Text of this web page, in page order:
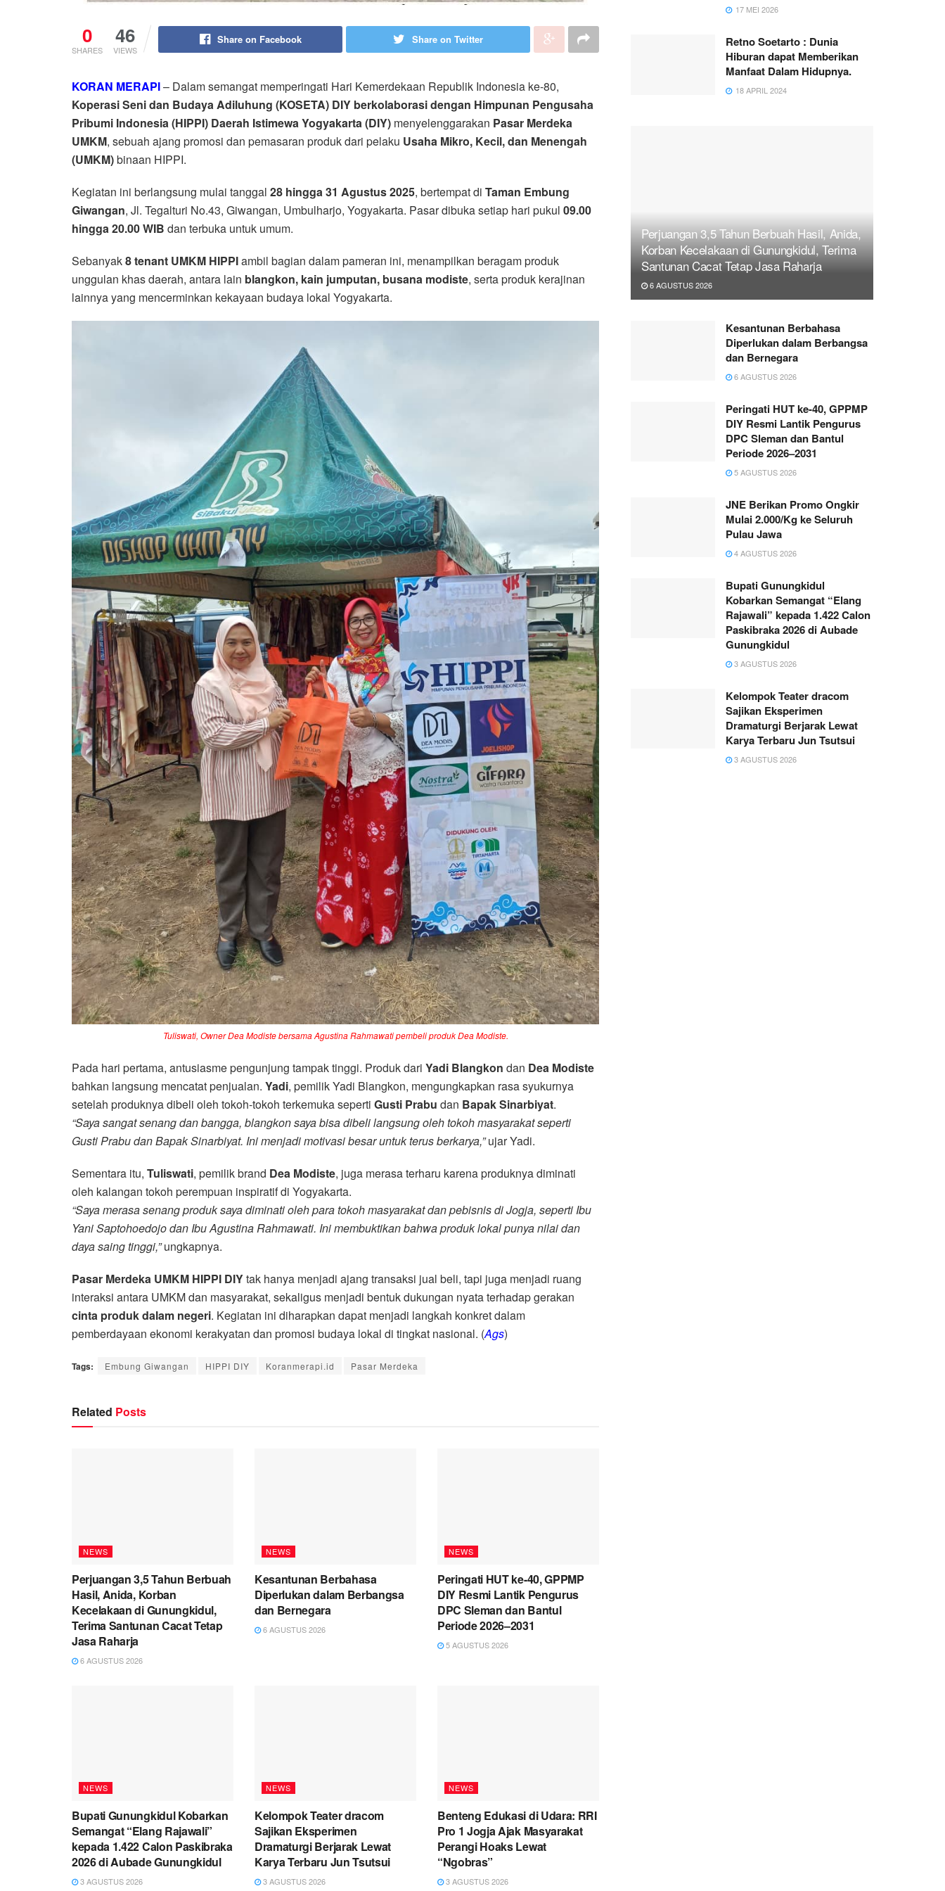
0
SHARES
46
VIEWS
Share on Facebook Share on Twitter
KORAN MERAPI– Dalam semangat memperingati Hari Kemerdekaan Republik Indonesia ke-80,
Koperasi Seni dan Budaya Adiluhung (KOSETA) DIY berkolaborasi dengan Himpunan Pengusaha
Pribumi Indonesia (HIPPI) Daerah Istimewa Yogyakarta (DIY) menyelenggarakan Pasar Merdeka
UMKM, sebuah ajang promosi dan pemasaran produk dari pelaku Usaha Mikro, Kecil, dan Menengah
(UMKM)binaan HIPPI.
Kegiatan ini berlangsung mulai tanggal 28 hingga 31 Agustus 2025, bertempat di Taman Embung
Giwangan, Jl. Tegalturi No.43, Giwangan, Umbulharjo, Yogyakarta. Pasar dibuka setiap hari pukul 09.00
hingga 20.00 WIB dan terbuka untuk umum.
Sebanyak8 tenant UMKM HIPPIambil bagian dalam pameran ini, menampilkan beragam produk
unggulan khas daerah, antara lain blangkon, kain jumputan, busana modiste, serta produk kerajinan
lainnya yang mencerminkan kekayaan budaya lokal Yogyakarta.
Tuliswati, Owner Dea Modiste bersama Agustina Rahmawati pembeli produk Dea Modiste.
Pada hari pertama, antusiasme pengunjung tampak tinggi. Produk dari Yadi Blangkon dan Dea Modiste
bahkan langsung mencatat penjualan. Yadi, pemilik Yadi Blangkon, mengungkapkan rasa syukurnya
setelah produknya dibeli oleh tokoh-tokoh terkemuka seperti Gusti Prabu dan Bapak Sinarbiyat.
“Saya sangat senang dan bangga, blangkon saya bisa dibeli langsung oleh tokoh masyarakat seperti
Gusti Prabu dan Bapak Sinarbiyat. Ini menjadi motivasi besar untuk terus berkarya,”ujar Yadi.
Sementara itu, Tuliswati, pemilik brand Dea Modiste, juga merasa terharu karena produknya diminati
oleh kalangan tokoh perempuan inspiratif di Yogyakarta.
“Saya merasa senang produk saya diminati oleh para tokoh masyarakat dan pebisnis di Jogja, seperti Ibu
Yani Saptohoedojo dan Ibu Agustina Rahmawati. Ini membuktikan bahwa produk lokal punya nilai dan
daya saing tinggi,”ungkapnya.
Pasar Merdeka UMKM HIPPI DIYtak hanya menjadi ajang transaksi jual beli, tapi juga menjadi ruang
interaksi antara UMKM dan masyarakat, sekaligus menjadi bentuk dukungan nyata terhadap gerakan
cinta produk dalam negeri. Kegiatan ini diharapkan dapat menjadi langkah konkret dalam
pemberdayaan ekonomi kerakyatan dan promosi budaya lokal di tingkat nasional. (Ags)
Tags: Embung Giwangan HIPPI DIY Koranmerapi.id Pasar Merdeka
Related Posts
NEWS
Perjuangan 3,5 Tahun Berbuah
Hasil, Anida, Korban
Kecelakaan di Gunungkidul,
Terima Santunan Cacat Tetap
Jasa Raharja
6 AGUSTUS 2026
NEWS
Kesantunan Berbahasa
Diperlukan dalam Berbangsa
dan Bernegara
6 AGUSTUS 2026
NEWS
Peringati HUT ke-40, GPPMP
DIY Resmi Lantik Pengurus
DPC Sleman dan Bantul
Periode 2026–2031
5 AGUSTUS 2026
NEWS
Bupati Gunungkidul Kobarkan
Semangat “Elang Rajawali”
kepada 1.422 Calon Paskibraka
2026 di Aubade Gunungkidul
3 AGUSTUS 2026
NEWS
Kelompok Teater dracom
Sajikan Eksperimen
Dramaturgi Berjarak Lewat
Karya Terbaru Jun Tsutsui
3 AGUSTUS 2026
NEWS
Benteng Edukasi di Udara: RRI
Pro 1 Jogja Ajak Masyarakat
Perangi Hoaks Lewat
“Ngobras”
3 AGUSTUS 2026
17 MEI 2026
Retno Soetarto : Dunia
Hiburan dapat Memberikan
Manfaat Dalam Hidupnya.
18 APRIL 2024
Perjuangan 3,5 Tahun Berbuah Hasil, Anida,
Korban Kecelakaan di Gunungkidul, Terima
Santunan Cacat Tetap Jasa Raharja
6 AGUSTUS 2026
Kesantunan Berbahasa
Diperlukan dalam Berbangsa
dan Bernegara
6 AGUSTUS 2026
Peringati HUT ke-40, GPPMP
DIY Resmi Lantik Pengurus
DPC Sleman dan Bantul
Periode 2026–2031
5 AGUSTUS 2026
JNE Berikan Promo Ongkir
Mulai 2.000/Kg ke Seluruh
Pulau Jawa
4 AGUSTUS 2026
Bupati Gunungkidul
Kobarkan Semangat “Elang
Rajawali” kepada 1.422 Calon
Paskibraka 2026 di Aubade
Gunungkidul
3 AGUSTUS 2026
Kelompok Teater dracom
Sajikan Eksperimen
Dramaturgi Berjarak Lewat
Karya Terbaru Jun Tsutsui
3 AGUSTUS 2026